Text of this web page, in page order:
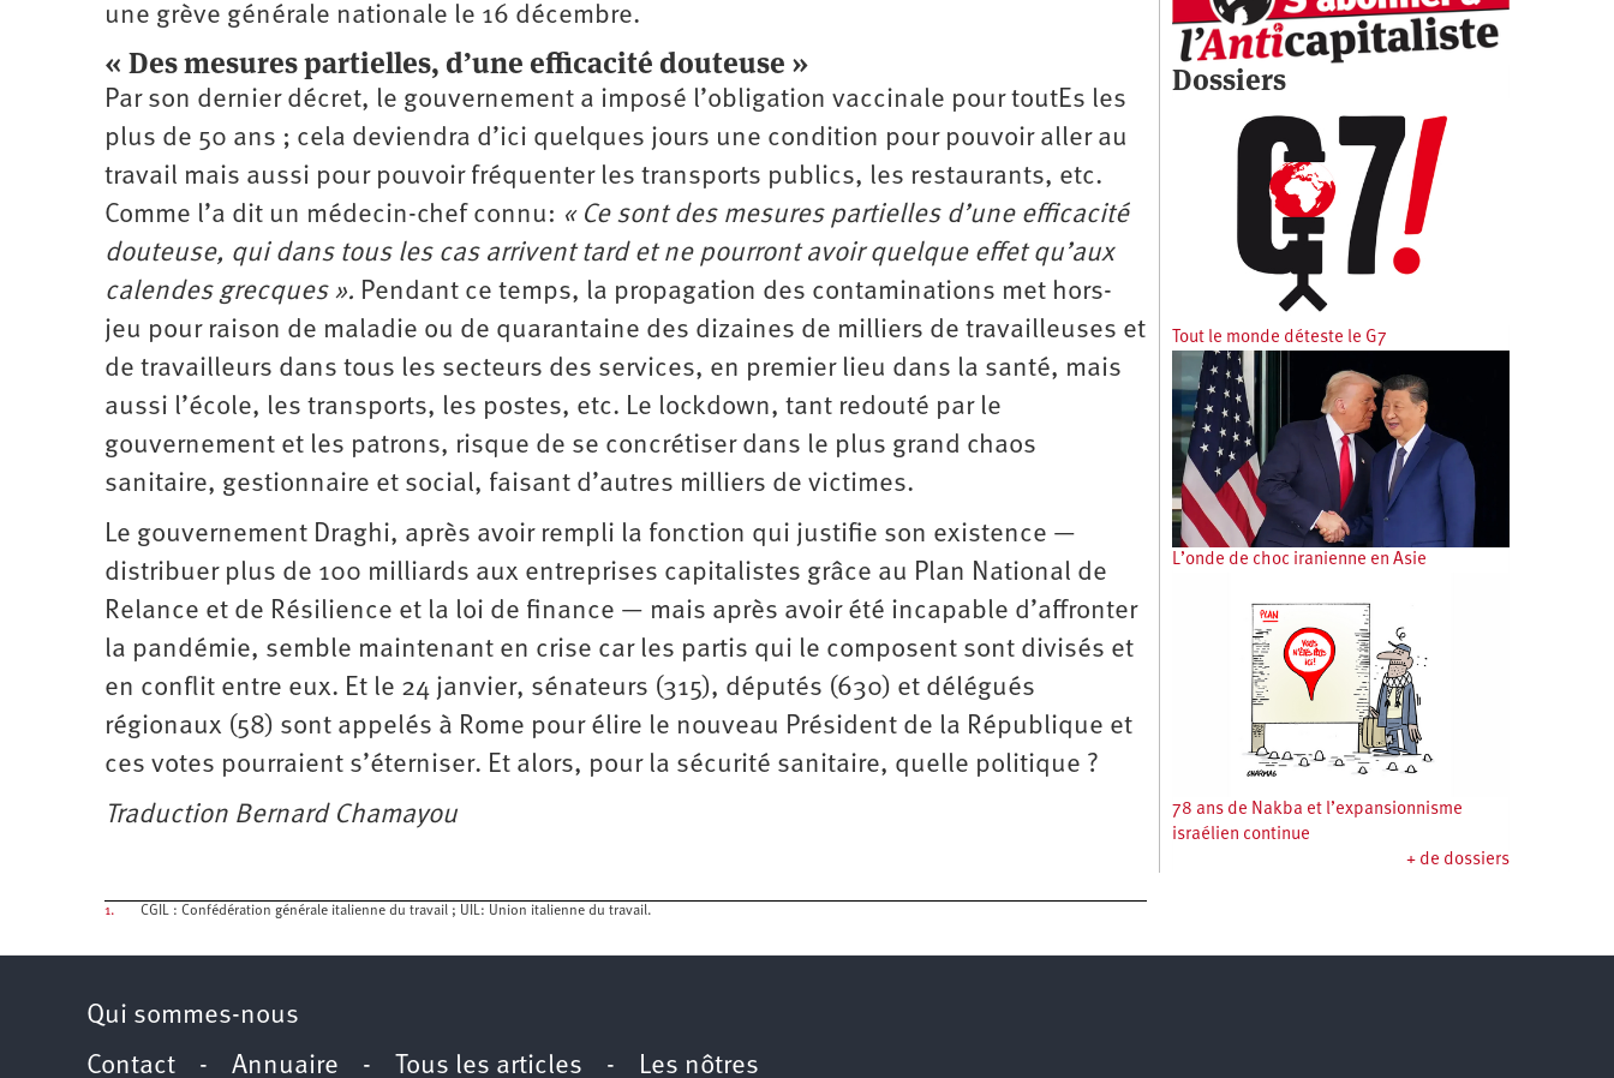
une grève générale nationale le 16 décembre.
« Des mesures partielles, d’une efficacité douteuse »
Par son dernier décret, le gouvernement a imposé l’obligation vaccinale pour toutEs les
plus de 50 ans ; cela deviendra d’ici quelques jours une condition pour pouvoir aller au
travail mais aussi pour pouvoir fréquenter les transports publics, les restaurants, etc.
Comme l’a dit un médecin-chef connu: « Ce sont des mesures partielles d’une efficacité
douteuse, qui dans tous les cas arrivent tard et ne pourront avoir quelque effet qu’aux
calendes grecques ». Pendant ce temps, la propagation des contaminations met hors-
jeu pour raison de maladie ou de quarantaine des dizaines de milliers de travailleuses et
de travailleurs dans tous les secteurs des services, en premier lieu dans la santé, mais
aussi l’école, les transports, les postes, etc. Le lockdown, tant redouté par le
gouvernement et les patrons, risque de se concrétiser dans le plus grand chaos
sanitaire, gestionnaire et social, faisant d’autres milliers de victimes.
Le gouvernement Draghi, après avoir rempli la fonction qui justifie son existence —
distribuer plus de 100 milliards aux entreprises capitalistes grâce au Plan National de
Relance et de Résilience et la loi de finance — mais après avoir été incapable d’affronter
la pandémie, semble maintenant en crise car les partis qui le composent sont divisés et
en conflit entre eux. Et le 24 janvier, sénateurs (315), députés (630) et délégués
régionaux (58) sont appelés à Rome pour élire le nouveau Président de la République et
ces votes pourraient s’éterniser. Et alors, pour la sécurité sanitaire, quelle politique ?
Traduction Bernard Chamayou
1. CGIL : Confédération générale italienne du travail ; UIL: Union italienne du travail.
Dossiers
Tout le monde déteste le G7
L’onde de choc iranienne en Asie
78 ans de Nakba et l’expansionnisme
israélien continue
+ de dossiers
Qui sommes-nous
Contact - Annuaire - Tous les articles - Les nôtres